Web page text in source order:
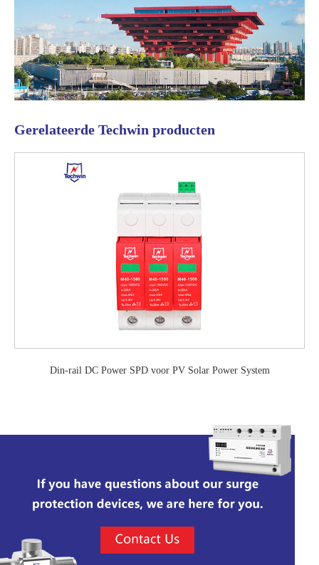
Gerelateerde Techwin producten
Din-rail DC Power SPD voor PV Solar Power System